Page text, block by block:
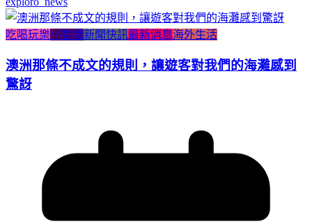
吃喝玩樂小智識新聞快訊最新消息海外生活
澳洲那條不成文的規則，讓遊客對我們的海灘感到
驚訝